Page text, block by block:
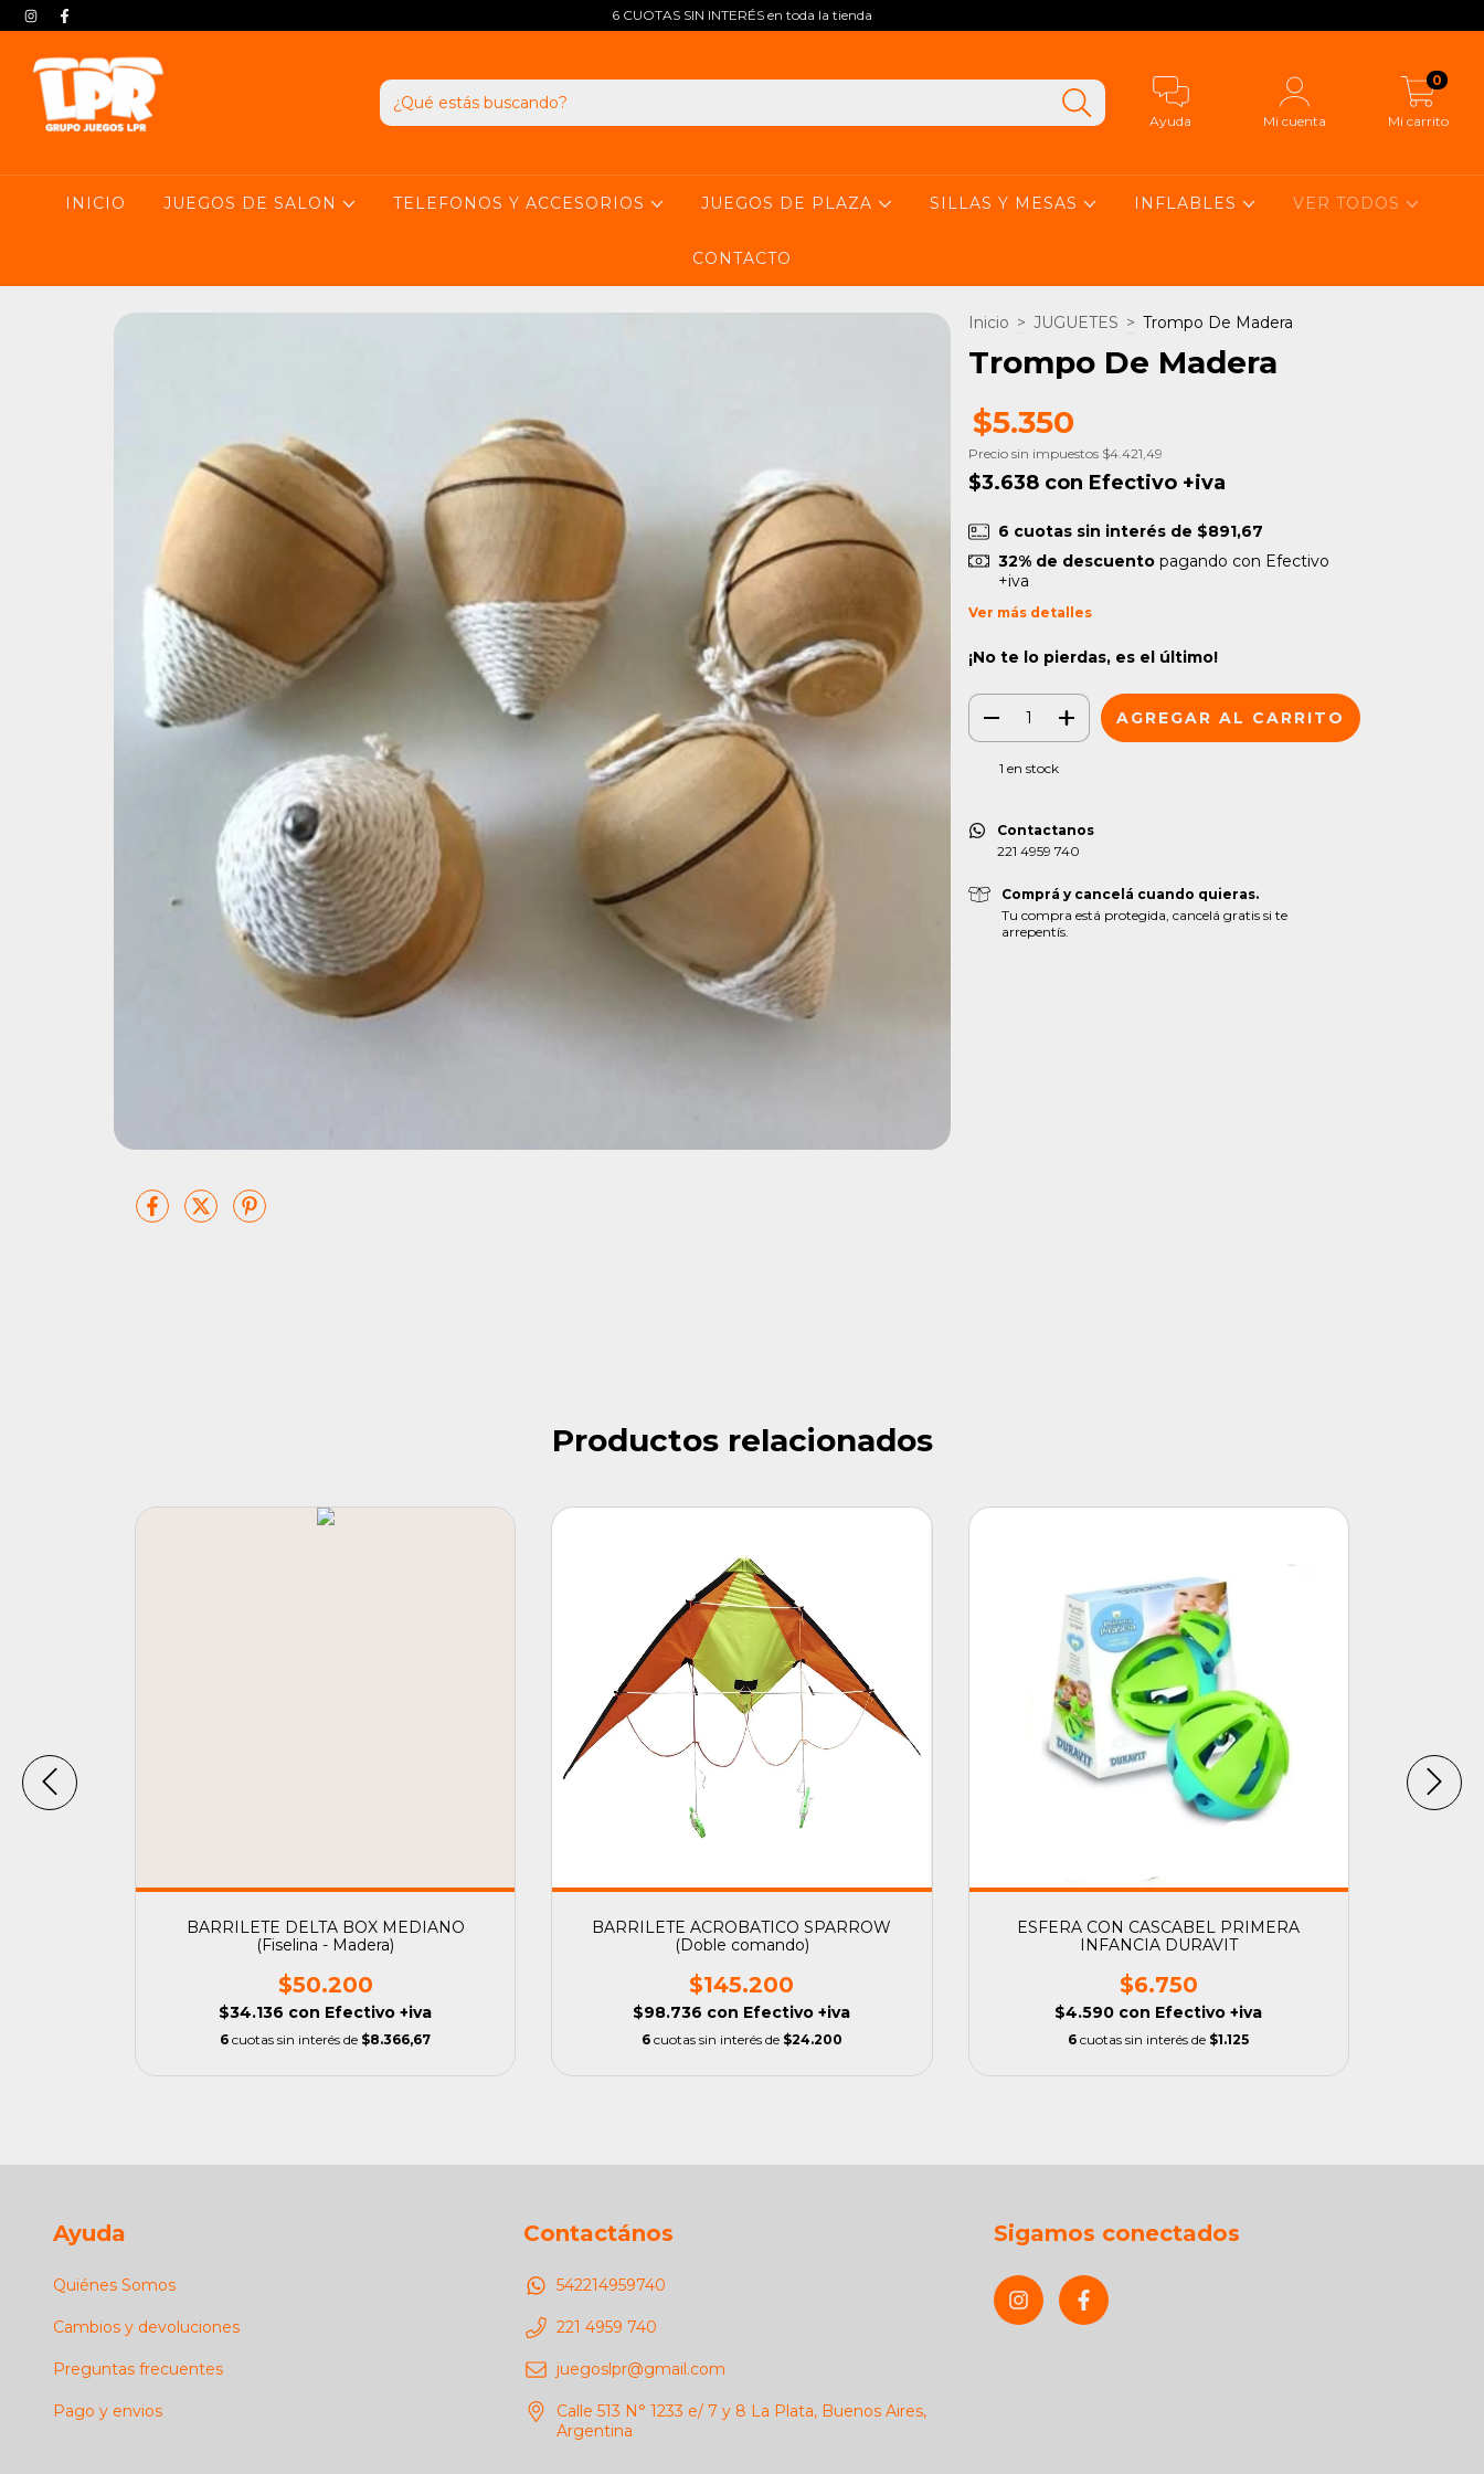
6 CUOTAS SIN INTERÉS en toda la tienda
Ayuda Mi cuenta Mi carrito
0
INICIO JUEGOS DE SALON TELEFONOS Y ACCESORIOS JUEGOS DE PLAZA SILLAS Y MESAS INFLABLES VER TODOS
CONTACTO
Inicio > JUGUETES > Trompo De Madera
Trompo De Madera
$5.350
Precio sin impuestos $4.421,49
$3.638 con Efectivo +iva
6 cuotas sin interés de $891,67
32% de descuentopagando con Efectivo
+iva
Ver más detalles
¡No te lo pierdas, es el último!
1 en stock
Contactanos
221 4959 740
Comprá y cancelá cuando quieras.
Tu compra está protegida, cancelá gratis si te
arrepentís.
Productos relacionados
BARRILETE DELTA BOX MEDIANO
(Fiselina - Madera)
$50.200
$34.136 con Efectivo +iva
6 cuotas sin interés de $8.366,67
BARRILETE ACROBATICO SPARROW
(Doble comando)
$145.200
$98.736 con Efectivo +iva
6 cuotas sin interés de $24.200
ESFERA CON CASCABEL PRIMERA
INFANCIA DURAVIT
$6.750
$4.590 con Efectivo +iva
6 cuotas sin interés de $1.125
Ayuda
Quiénes Somos
Cambios y devoluciones
Preguntas frecuentes
Pago y envios
Contactános
542214959740
221 4959 740
juegoslpr@gmail.com
Calle 513 N° 1233 e/ 7 y 8 La Plata, Buenos Aires,
Argentina
Sigamos conectados